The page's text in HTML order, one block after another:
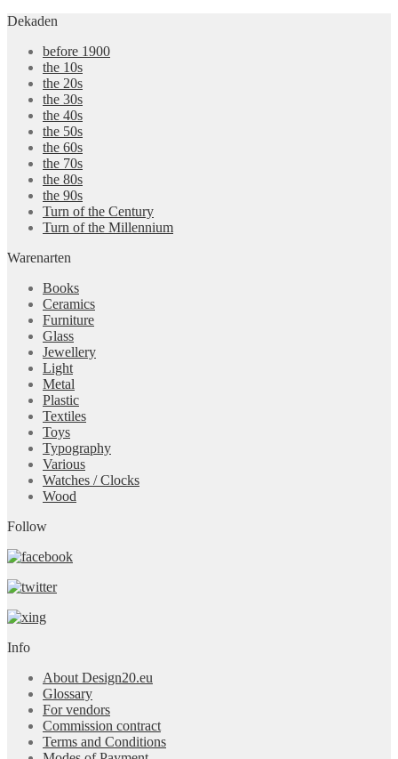
Dekaden
before 1900
the 10s
the 20s
the 30s
the 40s
the 50s
the 60s
the 70s
the 80s
the 90s
Turn of the Century
Turn of the Millennium
Warenarten
Books
Ceramics
Furniture
Glass
Jewellery
Light
Metal
Plastic
Textiles
Toys
Typography
Various
Watches / Clocks
Wood
Follow
Info
About Design20.eu
Glossary
For vendors
Commission contract
Terms and Conditions